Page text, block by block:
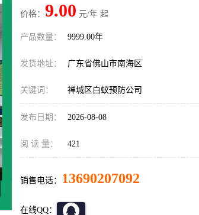
价格： 9.00 元/年 起
产品数量： 9999.00年
发货地址： 广东省佛山市南海区
关键词： 禅城区白蚁预防公司
发布日期： 2026-08-08
阅 读 量： 421
销售电话： 13690207092
在线QQ：